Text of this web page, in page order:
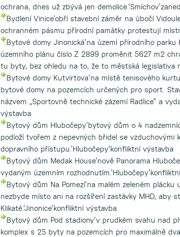
ochrana, dnes už zbývá jen
Bydlení Vinice’obří stavební záměr na úbočí
ochranném pásmu přírodní památky protestují
Bytové domy Jinonická’na území přírodního parku
územního plánu číslo Z 2899 proměnit 5627 m2
tu byty, bez ohledu na to, že to městská legislativa
Bytové domy Kutvirtova’na místě tenisového
bytové domy na pozemcích určených pro sport.
názvem „Sportovně technické zázemí Radlice“ a
výstavba
Bytový dům Hlubočepy’bytový dům o 4
podloží tvořem z nepevných břidel se vzduchovými
dopravního přístupu.’Hlubočepy’konfliktní výstavba
Bytový dům Medak House’nově Panorama
vydaným územním
Bytový dům Na Pomezí’na malém zeleném
nezbyde místo ani na rozšíření zastávky MHD, aby
Klikaté.’Jinonice’konfliktní výstavba
Bytový dům Pod stadiony’v prudkém svahu nad
komplex s 25 byty na pozemcích pro maximálně